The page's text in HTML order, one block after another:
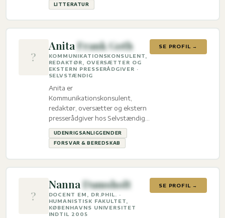
LITTERATUR
?
AnitaFrank Goth
KOMMUNIKATIONSKONSULENT,
REDAKTØR, OVERSÆTTER OG
EKSTERN PRESSERÅDGIVER ·
SELVSTÆNDIG
Anita er
Kommunikationskonsulent,
redaktør, oversætter og ekstern
presserådgiver hos Selvstændig
med ekspertise inden for
Udenrigsanliggender og Forsvar
& beredskab.
UDENRIGSANLIGGENDER
FORSVAR & BEREDSKAB
SE PROFIL →
?
NannaDamsholt
DOCENT EM, DR.PHIL. ·
HUMANISTISK FAKULTET,
KØBENHAVNS UNIVERSITET
INDTIL 2005
SE PROFIL →